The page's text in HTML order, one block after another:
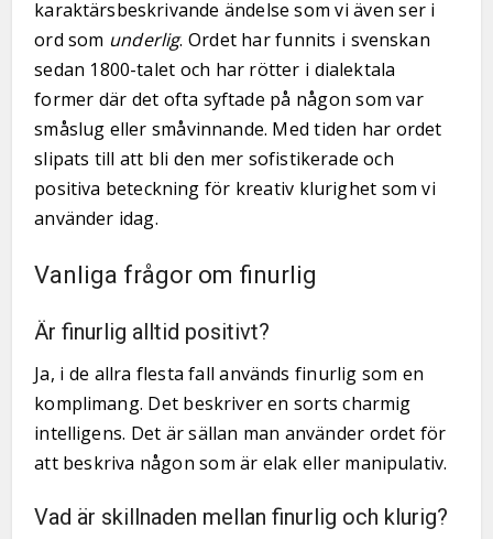
karaktärsbeskrivande ändelse som vi även ser i
ord som underlig. Ordet har funnits i svenskan
sedan 1800-talet och har rötter i dialektala
former där det ofta syftade på någon som var
småslug eller småvinnande. Med tiden har ordet
slipats till att bli den mer sofistikerade och
positiva beteckning för kreativ klurighet som vi
använder idag.
Vanliga frågor om finurlig
Är finurlig alltid positivt?
Ja, i de allra flesta fall används finurlig som en
komplimang. Det beskriver en sorts charmig
intelligens. Det är sällan man använder ordet för
att beskriva någon som är elak eller manipulativ.
Vad är skillnaden mellan finurlig och klurig?